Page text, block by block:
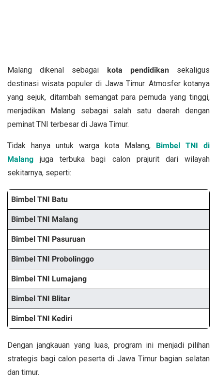
Malang dikenal sebagai kota pendidikansekaligus
destinasi wisata populer di Jawa Timur. Atmosfer kotanya
yang sejuk, ditambah semangat para pemuda yang tinggi,
menjadikan Malang sebagai salah satu daerah dengan
peminat TNI terbesar di Jawa Timur.
Tidak hanya untuk warga kota Malang, Bimbel TNI di
Malang juga terbuka bagi calon prajurit dari wilayah
sekitarnya, seperti:
Bimbel TNI Batu
Bimbel TNI Malang
Bimbel TNI Pasuruan
Bimbel TNI Probolinggo
Bimbel TNI Lumajang
Bimbel TNI Blitar
Bimbel TNI Kediri
Dengan jangkauan yang luas, program ini menjadi pilihan
strategis bagi calon peserta di Jawa Timur bagian selatan
dan timur.